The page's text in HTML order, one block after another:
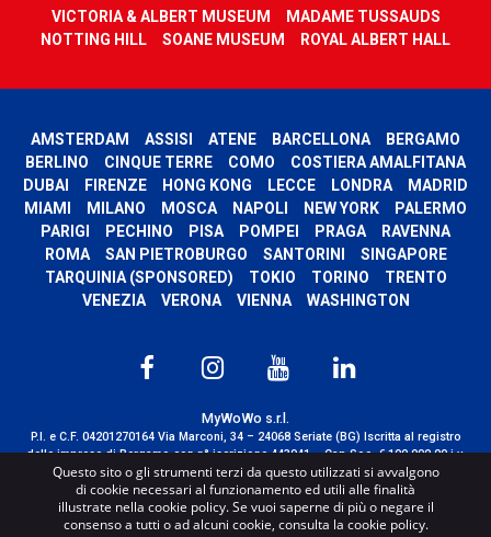
VICTORIA & ALBERT MUSEUM
MADAME TUSSAUDS
NOTTING HILL
SOANE MUSEUM ROYAL ALBERT HALL
AMSTERDAM ASSISI ATENE BARCELLONA
BERGAMO
BERLINO
CINQUE TERRE COMO
COSTIERA AMALFITANA
DUBAI
FIRENZE HONG KONG LECCE LONDRA
MADRID
MIAMI
MILANO MOSCA NAPOLI NEW YORK
PALERMO
PARIGI
PECHINO PISA POMPEI PRAGA
RAVENNA
ROMA
SAN PIETROBURGO SANTORINI
SINGAPORE
TARQUINIA (SPONSORED)
TOKIO TORINO
TRENTO
VENEZIA
VERONA VIENNA WASHINGTON
MyWoWo s.r.l.
P.I. e C.F. 04201270164 Via Marconi, 34 – 24068 Seriate (BG) Iscritta al registro
delle imprese di Bergamo con n° iscrizione 443941 – Cap.Soc. € 100.000,00 i.v.
TERMS AND CONDITIONS-CREDITS
Questo sito o gli strumenti terzi da questo utilizzati si avvalgono
di cookie necessari al funzionamento ed utili alle finalità
illustrate nella cookie policy. Se vuoi saperne di più o negare il
consenso a tutti o ad alcuni cookie, consulta la cookie policy.